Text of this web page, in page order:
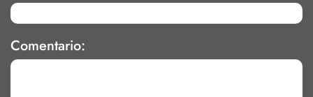
Comentario: